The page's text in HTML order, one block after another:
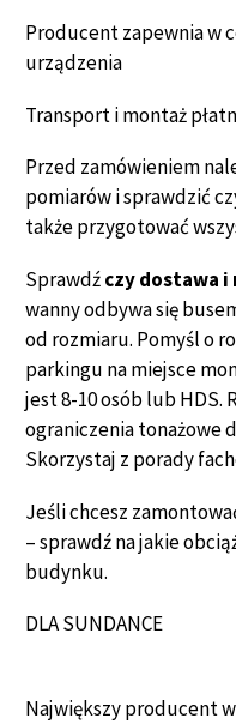
Producent zapewnia w
urządzenia
Transport i montaż
Przed zamówieniem
pomiarów i sprawdzić
także przygotować
Sprawdźczy dostawa i
wanny odbywa się
od rozmiaru. Pomyśl o
parkingu na miejsce
jest 8-10 osób lub HDS.
ograniczenia tonażowe
Skorzystaj z porady
Jeśli chcesz
– sprawdź na jakie
budynku.
DLA SUNDANCE
Największy producent